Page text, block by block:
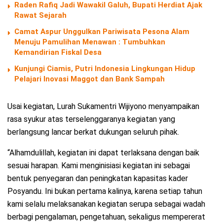
Raden Rafiq Jadi Wawakil Galuh, Bupati Herdiat Ajak
Rawat Sejarah
Camat Aspur Unggulkan Pariwisata Pesona Alam
Menuju Pamulihan Menawan : Tumbuhkan
Kemandirian Fiskal Desa
Kunjungi Ciamis, Putri Indonesia Lingkungan Hidup
Pelajari Inovasi Maggot dan Bank Sampah
Usai kegiatan, Lurah Sukamentri Wijiyono menyampaikan
rasa syukur atas terselenggaranya kegiatan yang
berlangsung lancar berkat dukungan seluruh pihak.
“Alhamdulillah, kegiatan ini dapat terlaksana dengan baik
sesuai harapan. Kami menginisiasi kegiatan ini sebagai
bentuk penyegaran dan peningkatan kapasitas kader
Posyandu. Ini bukan pertama kalinya, karena setiap tahun
kami selalu melaksanakan kegiatan serupa sebagai wadah
berbagi pengalaman, pengetahuan, sekaligus mempererat